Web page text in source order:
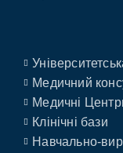
Медичний
Медичні
Клінічні бази
Навчально-